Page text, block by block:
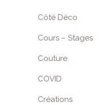
Côté Déco
Cours – Stages
Couture
COVID
Créations